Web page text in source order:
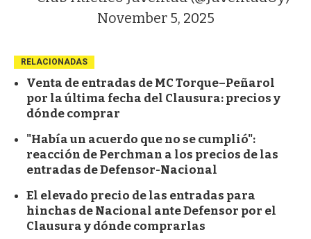
November 5, 2025
RELACIONADAS
Venta de entradas de MC Torque–Peñarol
por la última fecha del Clausura: precios y
dónde comprar
"Había un acuerdo que no se cumplió":
reacción de Perchman a los precios de las
entradas de Defensor-Nacional
El elevado precio de las entradas para
hinchas de Nacional ante Defensor por el
Clausura y dónde comprarlas